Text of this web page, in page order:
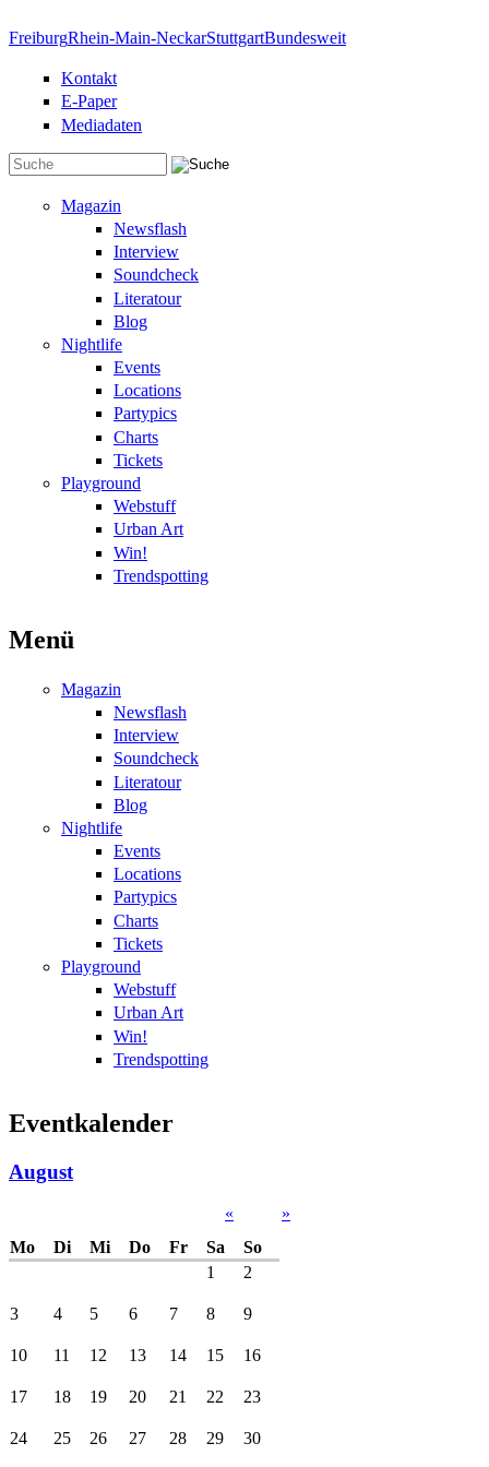
FreiburgRhein-Main-NeckarStuttgartBundesweit
Kontakt
E-Paper
Mediadaten
Magazin
Newsflash
Interview
Soundcheck
Literatour
Blog
Nightlife
Events
Locations
Partypics
Charts
Tickets
Playground
Webstuff
Urban Art
Win!
Trendspotting
Menü
Magazin
Newsflash
Interview
Soundcheck
Literatour
Blog
Nightlife
Events
Locations
Partypics
Charts
Tickets
Playground
Webstuff
Urban Art
Win!
Trendspotting
Eventkalender
August
«
»
Mo
Di Mi Do Fr Sa
So
1
2
3 4 5 6 7 8 9
10 11 12 13 14 15 16
17 18 19 20 21 22 23
24 25 26 27 28 29 30